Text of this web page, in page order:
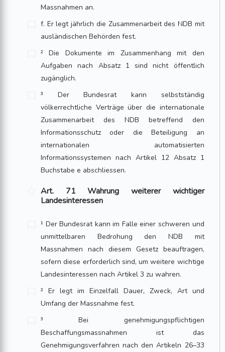
Massnahmen an.
f. Er legt jährlich die Zusammenarbeit des NDB mit
ausländischen Behörden fest.
² Die Dokumente im Zusammenhang mit den
Aufgaben nach Absatz 1 sind nicht öffentlich
zugänglich.
³ Der Bundesrat kann selbstständig
völkerrechtliche Verträge über die internationale
Zusammenarbeit des NDB betreffend den
Informationsschutz oder die Beteiligung an
internationalen automatisierten
Informationssystemen nach Artikel 12 Absatz 1
Buchstabe e abschliessen.
Art. 71 Wahrung weiterer wichtiger
Landesinteressen
¹ Der Bundesrat kann im Falle einer schweren und
unmittelbaren Bedrohung den NDB mit
Massnahmen nach diesem Gesetz beauftragen,
sofern diese erforderlich sind, um weitere wichtige
Landesinteressen nach Artikel 3 zu wahren.
² Er legt im Einzelfall Dauer, Zweck, Art und
Umfang der Massnahme fest.
³ Bei genehmigungspflichtigen
Beschaffungsmassnahmen ist das
Genehmigungsverfahren nach den Artikeln 26–33